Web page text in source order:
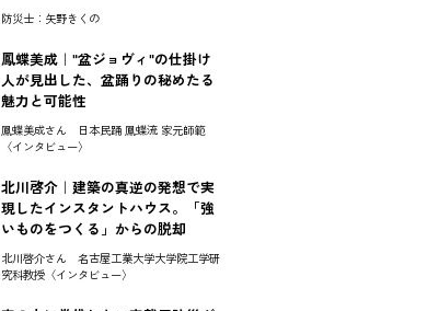
防災士：矢野きくの
鳳蝶美成｜"盆ジョヴィ"の仕掛け
人が見出した、盆踊りの秘めたる
魅力と可能性
鳳蝶美成さん 日本民踊 鳳蝶流 家元師範
〈インタビュー〉
北川啓介｜建築の真逆の発想で実
現したインスタントハウス。「強
いものをつくる」からの脱却
北川啓介さん 名古屋工業大学大学院工学研
究科教授〈インタビュー〉